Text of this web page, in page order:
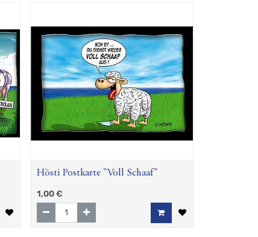
Hösti Postkarte "Voll Schaaf"
1,00€